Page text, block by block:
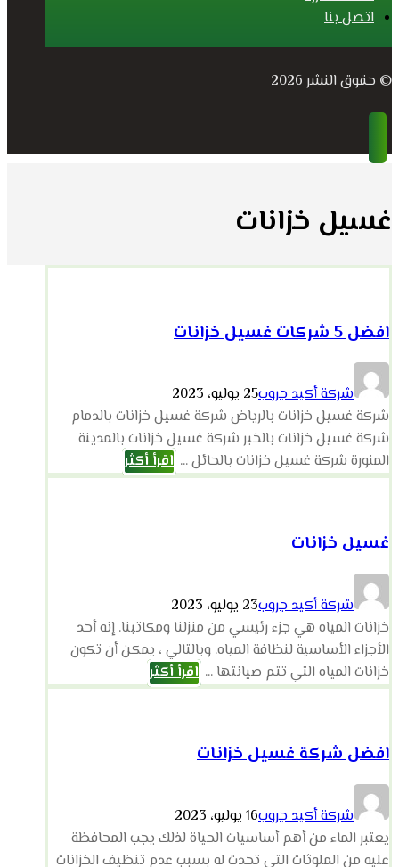
اتصل بنا
© حقوق النشر 2026
غسيل خزانات
افضل 5 شركات غسيل خزانات
شركة أكيد جروب25 يوليو، 2023
شركة غسيل خزانات بالرياض شركة غسيل خزانات بالدمام
شركة غسيل خزانات بالخبر شركة غسيل خزانات بالمدينة
المنورة شركة غسيل خزانات بالحائل ... اقرأ أكثر
غسيل خزانات
شركة أكيد جروب23 يوليو، 2023
خزانات المياه هي جزء رئيسي من منزلنا ومكاتبنا. إنه أحد
الأجزاء الأساسية لنظافة المياه. وبالتالي ، يمكن أن تكون
خزانات المياه التي تتم صيانتها ... اقرأ أكثر
افضل شركة غسيل خزانات
شركة أكيد جروب16 يوليو، 2023
يعتبر الماء من أهم أساسيات الحياة لذلك يجب المحافظة
عليه من الملوثات التي تحدث له بسبب عدم تنظيف الخزانات